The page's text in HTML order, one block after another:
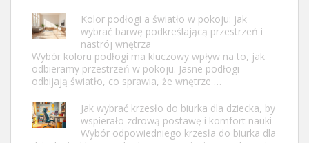
Kolor podłogi a światło w pokoju: jak
wybrać barwę podkreślającą przestrzeń i
nastrój wnętrza
Wybór koloru podłogi ma kluczowy wpływ na to, jak
odbieramy przestrzeń w pokoju. Jasne podłogi
odbijają światło, co sprawia, że wnętrze …
Jak wybrać krzesło do biurka dla dziecka, by
wspierało zdrową postawę i komfort nauki
Wybór odpowiedniego krzesła do biurka dla